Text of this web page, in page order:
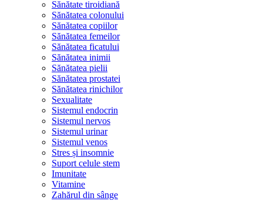
Sănătate tiroidiană
Sănătatea colonului
Sănătatea copiilor
Sănătatea femeilor
Sănătatea ficatului
Sănătatea inimii
Sănătatea pielii
Sănătatea prostatei
Sănătatea rinichilor
Sexualitate
Sistemul endocrin
Sistemul nervos
Sistemul urinar
Sistemul venos
Stres și insomnie
Suport celule stem
Imunitate
Vitamine
Zahărul din sânge